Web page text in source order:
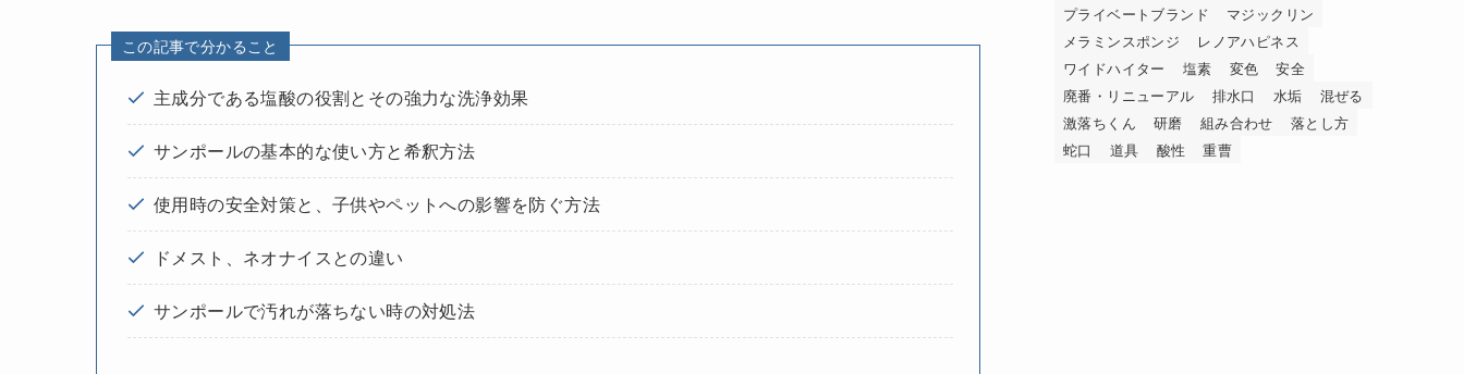
この記事で分かること
主成分である塩酸の役割とその強力な洗浄効果
サンポールの基本的な使い方と希釈方法
使用時の安全対策と、子供やペットへの影響を防ぐ方法
ドメスト、ネオナイスとの違い
サンポールで汚れが落ちない時の対処法
プライベートブランド
マジックリン
メラミンスポンジ
レノアハピネス
ワイドハイター
塩素 変色
安全
廃番・リニューアル
排水口 水垢
混ぜる
激落ちくん
研磨 組み合わせ
落とし方
蛇口
道具 酸性 重曹